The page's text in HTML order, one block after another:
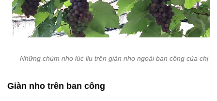
Những chùm nho lúc lỉu trên giàn nho ngoài ban công của chị
Giàn nho trên ban công